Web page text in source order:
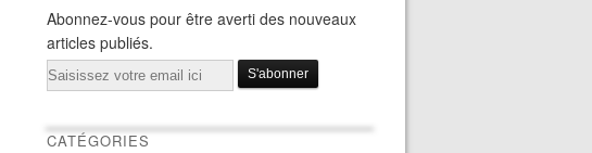
Abonnez-vous pour être averti des nouveaux
articles publiés.
Email
CATÉGORIES